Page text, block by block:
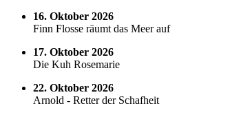
16. Oktober 2026
Finn Flosse räumt das Meer auf
17. Oktober 2026
Die Kuh Rosemarie
22. Oktober 2026
Arnold - Retter der Schafheit